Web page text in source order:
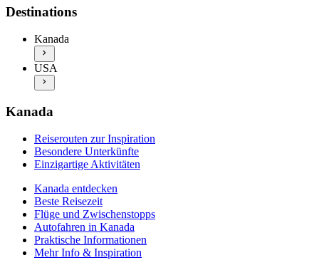
Kanada entdecken
Beste Reisezeit
Flüge und Zwischenstopps
Autofahren in Kanada
Praktische Informationen
Mehr Info & Inspiration
Reiserouten zur Inspiration
Einzigartige Aktivitäten
USA entdecken
Beste Reisezeit
Flüge und Zwischenstopps
Praktische Informationen
Destinations
Kanada
USA
Kanada
Reiserouten zur Inspiration
Besondere Unterkünfte
Einzigartige Aktivitäten
Kanada entdecken
Beste Reisezeit
Flüge und Zwischenstopps
Autofahren in Kanada
Praktische Informationen
Mehr Info & Inspiration